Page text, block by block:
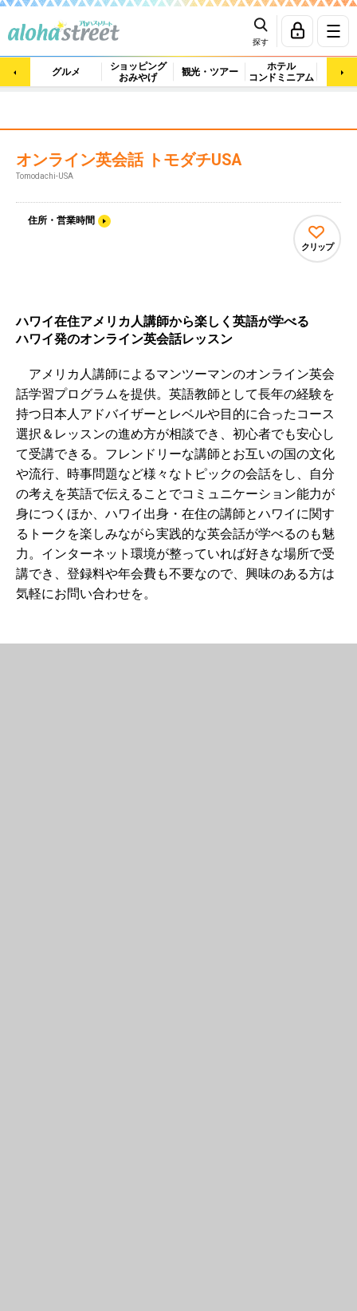
探す
グルメ
ショッピング
おみやげ
観光・ツアー
ホテル
コンドミニアム
マッ
オンライン英会話 トモダチUSA
Tomodachi-USA
住所・営業時間
クリップ
ハワイ在住アメリカ人講師から楽しく英語が学べる
ハワイ発のオンライン英会話レッスン
アメリカ人講師によるマンツーマンのオンライン英会
話学習プログラムを提供。英語教師として長年の経験を
持つ日本人アドバイザーとレベルや目的に合ったコース
選択＆レッスンの進め方が相談でき、初心者でも安心し
て受講できる。フレンドリーな講師とお互いの国の文化
や流行、時事問題など様々なトピックの会話をし、自分
の考えを英語で伝えることでコミュニケーション能力が
身につくほか、ハワイ出身・在住の講師とハワイに関す
るトークを楽しみながら実践的な英会話が学べるのも魅
力。インターネット環境が整っていれば好きな場所で受
講でき、登録料や年会費も不要なので、興味のある方は
気軽にお問い合わせを。